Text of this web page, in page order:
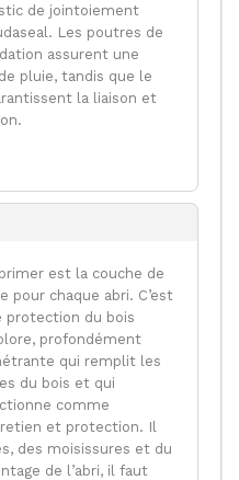
de jointoiement
Les poutres de
assurent une
pluie, tandis que le
la liaison et
est la couche de
pour chaque abri. C’est
protection du bois
profondément
qui remplit les
du bois et qui
comme
et protection. Il
des moisissures et du
de l’abri, il faut